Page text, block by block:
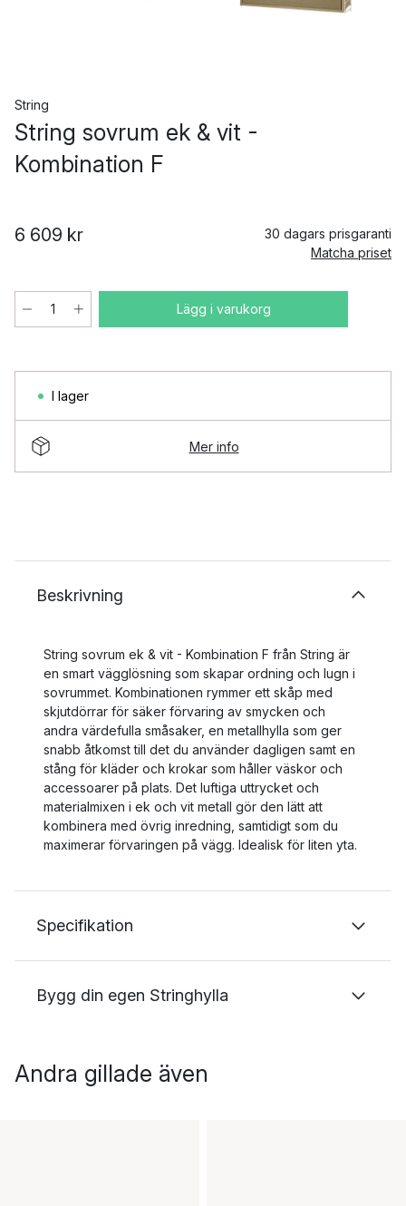
String
String sovrum ek & vit -
Kombination F
6 609 kr
30 dagars prisgaranti
Matcha priset
Lägg i varukorg
I lager
Mer info
Beskrivning
String sovrum ek & vit - Kombination F från String är
en smart vägglösning som skapar ordning och lugn i
sovrummet. Kombinationen rymmer ett skåp med
skjutdörrar för säker förvaring av smycken och
andra värdefulla småsaker, en metallhylla som ger
snabb åtkomst till det du använder dagligen samt en
stång för kläder och krokar som håller väskor och
accessoarer på plats. Det luftiga uttrycket och
materialmixen i ek och vit metall gör den lätt att
kombinera med övrig inredning, samtidigt som du
maximerar förvaringen på vägg. Idealisk för liten yta.
Specifikation
Bygg din egen Stringhylla
Andra gillade även